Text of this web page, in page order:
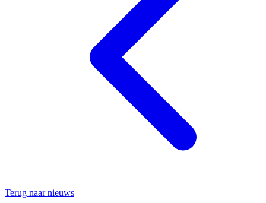
Terug naar nieuws